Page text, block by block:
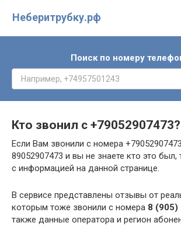
Неберитрубку.рф
Поиск по номеру
Кто звонил с +79052907473?
Если Вам звонили с номера
89052907473 и вы не знаете кто это был,
с информацией на данной странице.
В сервисе представлены отзывы от
которым тоже звонили с номера 8 (905)
также данные оператора и регион